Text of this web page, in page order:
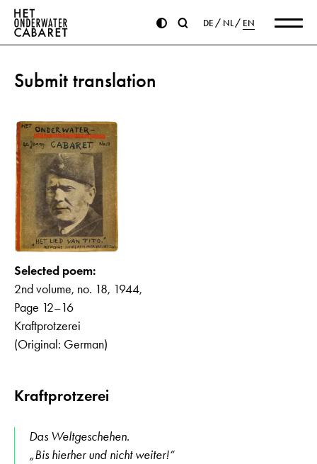
DE NL EN
Submit translation
Selected poem:
2nd volume, no. 18, 1944,
Page 12–16
Kraftprotzerei
(Original: German)
Kraftprotzerei
Das Weltgeschehen.
„Bis hierher und nicht weiter!“